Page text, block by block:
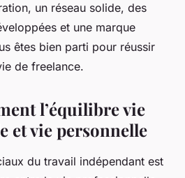
un réseau solide, des
et une marque
êtes bien parti pour réussir
de freelance.
l’équilibre vie
et vie personnelle
du travail indépendant est